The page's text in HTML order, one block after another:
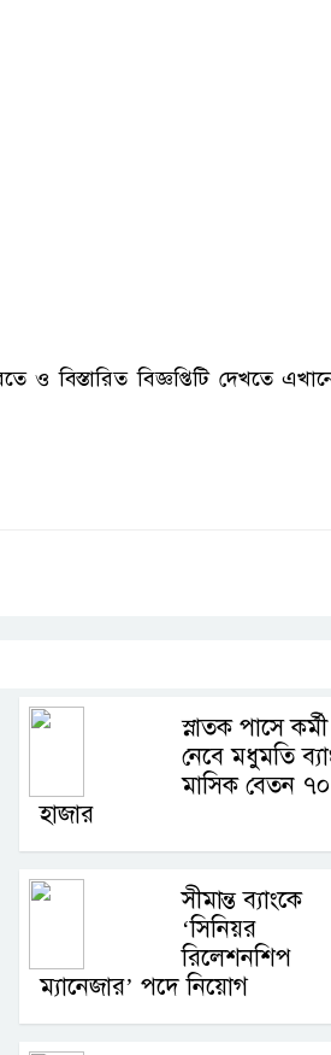
ও বিস্তারিত বিজ্ঞপ্তিটি দেখতে
স্নাতক পাসে কর্মী
নেবে মধুমতি
মাসিক বেতন ৭০
হাজার
সীমান্ত ব্যাংকে
‘সিনিয়র
রিলেশনশিপ
ম্যানেজার’ পদে নিয়োগ